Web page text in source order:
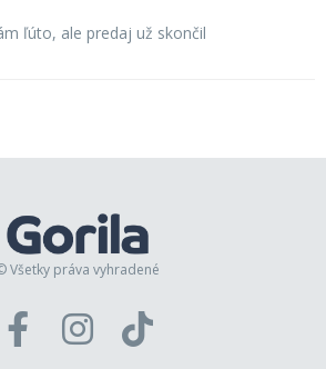
ľúto, ale predaj už skončil
Všetky práva vyhradené